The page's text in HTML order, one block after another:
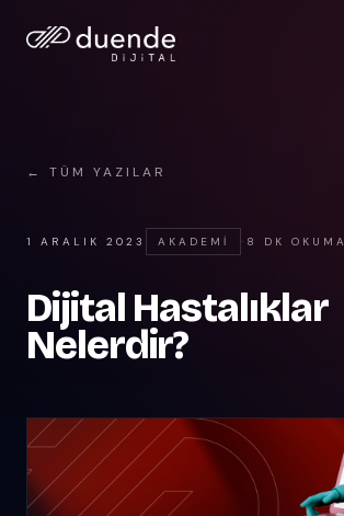
← TÜM YAZILAR
1 ARALIK 2023 AKADEMI · 8 DK OKUMA
Dijital Hastalıklar
Nelerdir?